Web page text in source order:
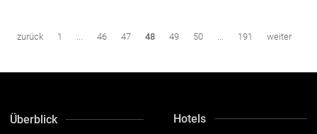
zurück 1 46 47 48 49 50 191 weiter
Überblick Hotels